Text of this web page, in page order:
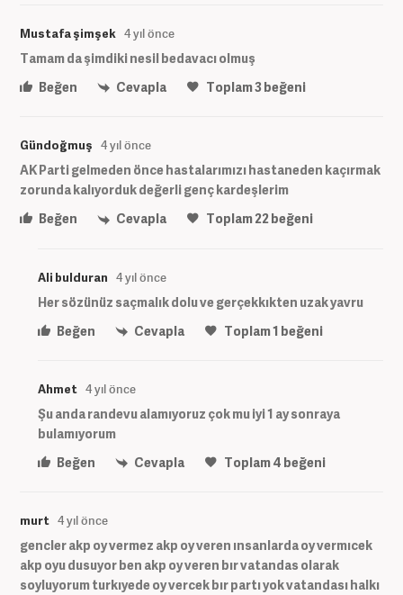
Mustafa şimşek 4 yıl önce
Tamam da şimdiki nesil bedavacı olmuş
Beğen
Cevapla Toplam3beğeni
Gündoğmuş 4 yıl önce
AK Parti gelmeden önce hastalarımızı hastaneden kaçırmak
zorunda kalıyorduk değerli genç kardeşlerim
Beğen
Cevapla Toplam22beğeni
Ali bulduran 4 yıl önce
Her sözünüz saçmalık dolu ve gerçekkıkten uzak yavru
Beğen
Cevapla Toplam1 beğeni
Ahmet 4 yıl önce
Şu anda randevu alamıyoruz çok mu iyi 1 ay sonraya
bulamıyorum
Beğen
Cevapla Toplam4 beğeni
murt 4 yıl önce
gencler akp oy vermez akp oy veren ınsanlarda oy vermıcek
akp oyu dusuyor ben akp oy veren bır vatandas olarak
soyluyorum turkıyede oy vercek bır partı yok vatandası halkı